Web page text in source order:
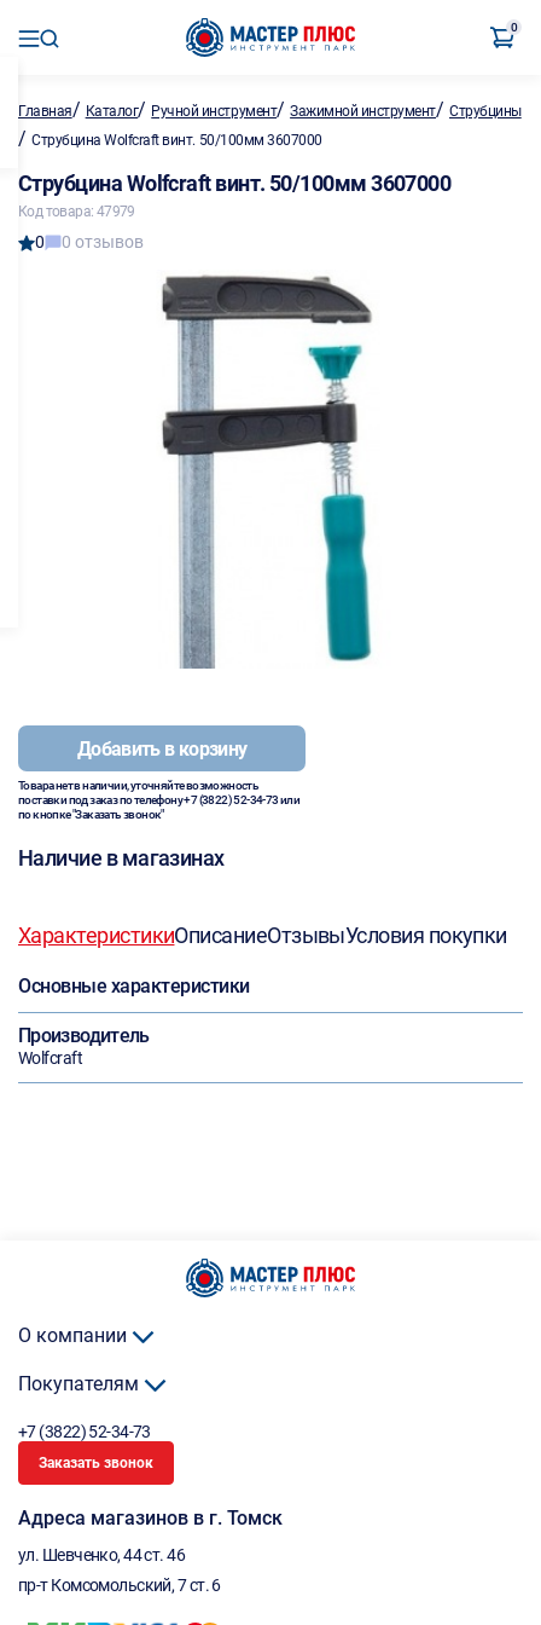
0
Главная/ Каталог/ Ручной инструмент/Зажимной инструмент/Струбцины
/ Струбцина Wolfcraft винт. 50/100мм 3607000
Струбцина Wolfcraft винт. 50/100мм 3607000
Код товара: 47979
0 0 отзывов
Добавить в корзину
Товара нет в наличии, уточняйте возможность
поставки под заказ по телефону+7 (3822) 52-34-73или
по кнопке "Заказать звонок"
Наличие в магазинах
ХарактеристикиОписаниеОтзывыУсловия покупки
Основные характеристики
Производитель
Wolfcraft
О компании
Покупателям
+7 (3822) 52-34-73
Заказать звонок
Адреса магазинов в г. Томск
ул. Шевченко, 44 ст. 46
пр-т Комсомольский, 7 ст. 6